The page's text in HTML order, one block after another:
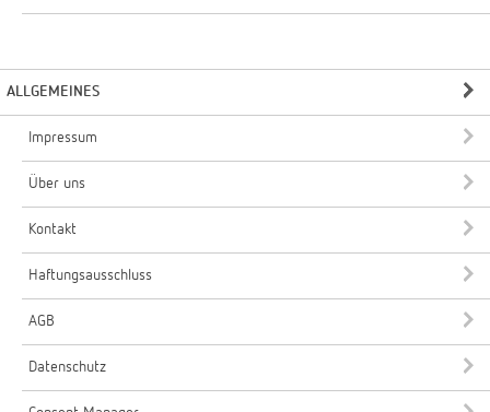
ALLGEMEINES
Impressum
Über uns
Kontakt
Haftungsausschluss
AGB
Datenschutz